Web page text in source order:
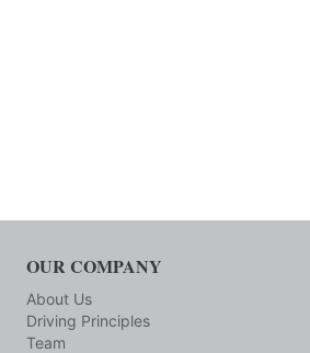
OUR COMPANY
About Us
Driving Principles
Team